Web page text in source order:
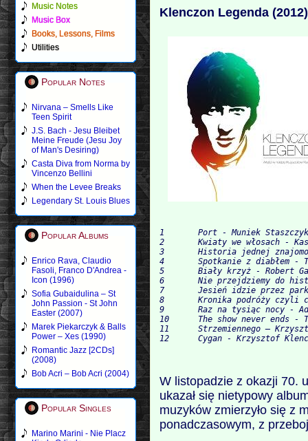
Music Notes
Music Box
Books, Lessons, Films
Utilities
Popular Notes
Nirvana – Smells Like
Teen Spirit
J.S. Bach - Jesu Bleibet
Meine Freude (Jesu Joy
of Man's Desiring)
Casta Diva from Norma by
Vincenzo Bellini
When the Levee Breaks
Legendary St. Louis Blues
Popular Albums
Enrico Rava, Claudio
Fasoli, Franco D'Andrea -
Icon (1996)
Sofia Gubaidulina – St
John Passion - St John
Easter (2007)
Marek Piekarczyk & Balls
Power – Xes (1990)
Romantic Jazz [2CDs]
(2008)
Bob Acri – Bob Acri (2004)
Popular Singles
Marino Marini - Nie Placz
Klenczon Legenda (2012)
1 	Port - Muniek Staszczyk
2 	Kwiaty we włosach - Kasia Kowalska
3 	Historia jednej znajomości - Stanisław Soyka
4 	Spotkanie z diabłem - Tymon Tymański
5 	Biały krzyż - Robert Gawliński
6 	Nie przejdziemy do historii - Jacek „Budyń” Szymkiewicz
7 	Jesień idzie przez park - Maciej Balcar
8 	Kronika podróży czyli ciuchcią w nieznane - Maciej Maleńczuk i zespół Psychodencing
9 	Raz na tysiąc nocy - Adam Krylik
10 	The show never ends - The Calog
11	Strzemiennego – Krzysztof Klenczon
W listopadzie z okazji 70.
ukazał się nietypowy
muzyków zmierzyło się z
ponadczasowym, z